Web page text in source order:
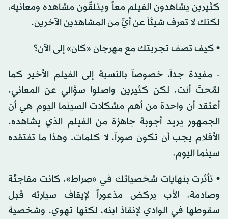
كثيرين يشاهدون الفيلم معاً ويتلقّون مشاهده ومعانيه،
لكنك لا تعرف شيئاً عن أيٍّ من المشاهدين الآخرين.
• كيف تصف تجربتك مع مهرجان «كان» إلى الآن؟
- مفيدة جداً، خصوصاً بالنسبة إلى الفيلم الأخير كما
لمَّحتَ أنت. لكن كثيرين واصلوا سؤالي عن المعاني.
أعتقد أن واحدة من أهم مشكلات السينما اليوم هي أن
الجمهور يريد أجوبة جاهزة من الفيلم الذي يشاهده.
الأفلام يجب أن تكون صوراً، لا كلمات. وهذا ما تفتقده
سينما اليوم.
• تأثرت بنهايات شخصياتك في «صِراط». كانت مفاجئة
وصادمة. الأب يركض مذعوراً لإيقاف سيارته قبل
سقوطها في الوادي لإنقاذ ابنه، لكنها تهوي. وشخصية